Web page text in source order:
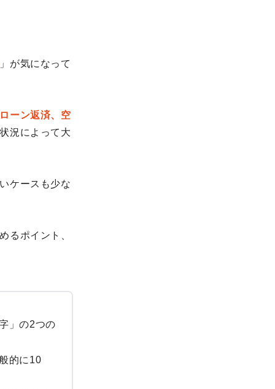
」が気になって
ーン返済、空
況によって大
ケースも少な
るポイント、
」の2つの
的に10